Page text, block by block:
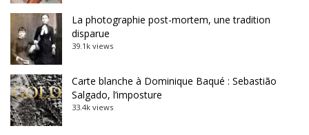
La photographie post-mortem, une tradition
disparue
39.1k views
Carte blanche à Dominique Baqué : Sebastião
Salgado, l’imposture
33.4k views